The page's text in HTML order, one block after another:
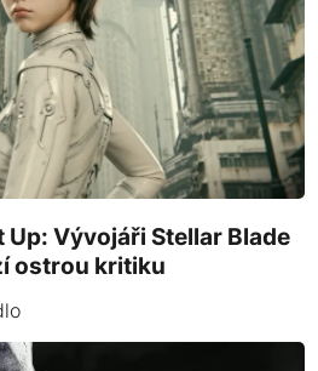
Up: Vývojáři Stellar Blade
ostrou kritiku